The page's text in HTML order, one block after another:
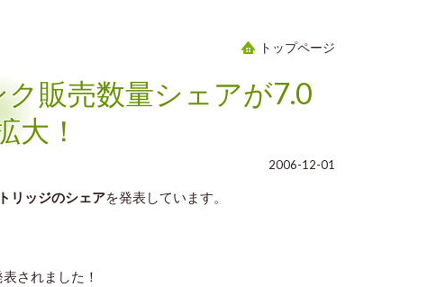
トップページ
販売数量シェアが7.0
大！
2006-12-01
リッジのシェアを発表しています。
表されました！